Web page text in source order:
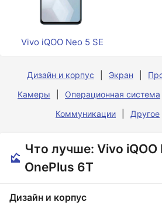
Vivo iQOO Neo 5 SE
Дизайн и корпус Экран
Камеры
Операционная система
Коммуникации
Другое
Что лучше: Vivo iQOO
OnePlus 6T
Дизайн и корпус